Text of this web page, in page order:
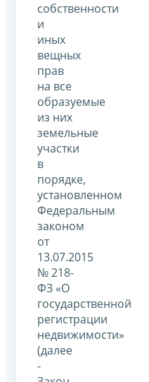
собственности
и
иных
вещных
прав
на все
образуемые
из них
земельные
участки
в
порядке,
установленном
Федеральным
законом
от
13.07.2015
№ 218-
ФЗ «О
государственной
регистрации
недвижимости»
(далее
-